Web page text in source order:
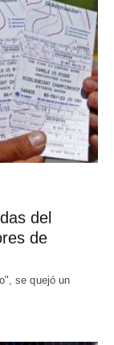
del
de
se quejó un